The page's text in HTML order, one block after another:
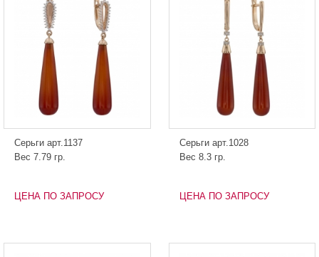
Серьги арт.1137
Вес 7.79 гр.
ЦЕНА ПО ЗАПРОСУ
Серьги арт.1028
Вес 8.3 гр.
ЦЕНА ПО ЗАПРОСУ